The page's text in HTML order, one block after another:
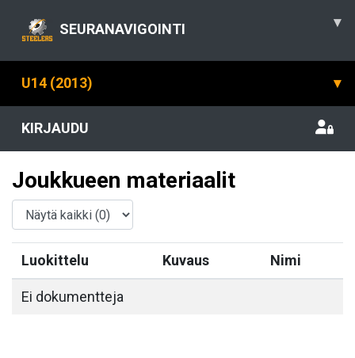
SEURANAVIGOINTI ▾
U14 (2013) ▾
KIRJAUDU
Joukkueen materiaalit
Luokittelu Kuvaus Nimi
Ei dokumentteja